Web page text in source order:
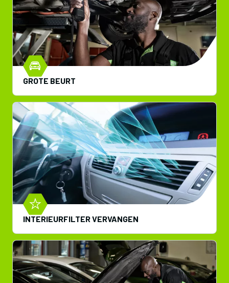
GROTE BEURT
INTERIEURFILTER VERVANGEN